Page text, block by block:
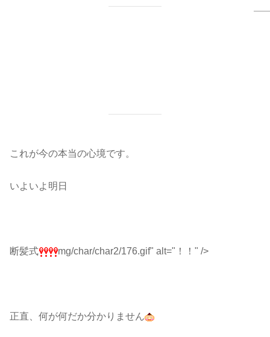
これが今の本当の心境です。
いよいよ明日
断髪式 mg/char/char2/176.gif" alt="！！" />
正直、何が何だか分かりません